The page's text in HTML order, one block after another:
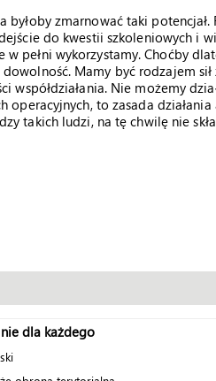
zmarnować taki
do kwestii szkoleniowych i
pełni wykorzystamy. Choćby
Mamy być rodzajem
Nie możemy
to zasada
takich ludzi, na tę chwilę nie
dla każdego